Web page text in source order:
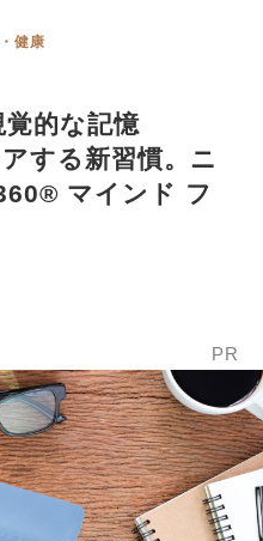
健康
的な記憶
する新習慣。ニ
マインド フ
PR